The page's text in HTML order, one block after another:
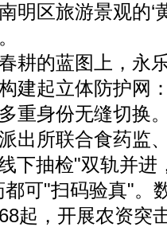
明区旅游景观的‘
耕的蓝图上，永
建起立体防护网
重身份无缝切换
出所联合食药监
下抽检"双轨并进
可"扫码验真"。
起，开展农资突